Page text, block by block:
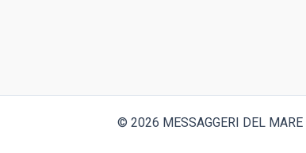
© 2026 MESSAGGERI DEL MARE |